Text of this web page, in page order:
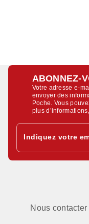
ABONNEZ-
Votre adresse e-
envoyer des
Poche. Vous
plus
Indiquez votre
Nous contacter